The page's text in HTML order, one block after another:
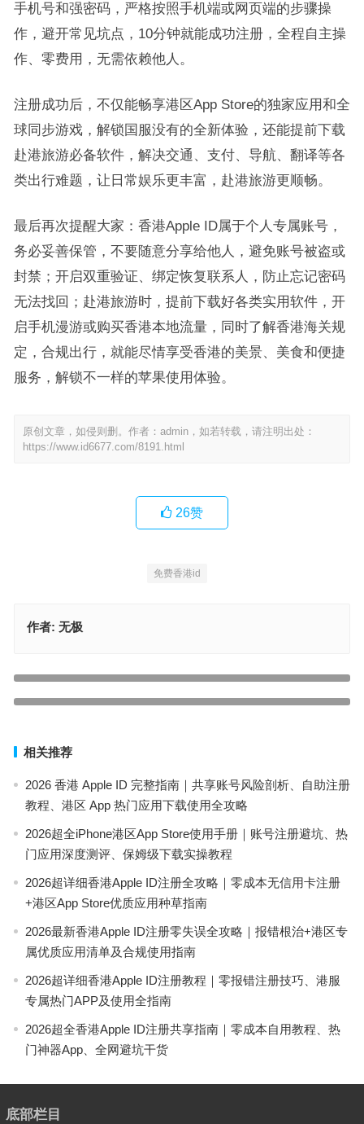
手机号和强密码，严格按照手机端或网页端的步骤操
作，避开常见坑点，10分钟就能成功注册，全程自主操
作、零费用，无需依赖他人。
注册成功后，不仅能畅享港区App Store的独家应用和全
球同步游戏，解锁国服没有的全新体验，还能提前下载
赴港旅游必备软件，解决交通、支付、导航、翻译等各
类出行难题，让日常娱乐更丰富，赴港旅游更顺畅。
最后再次提醒大家：香港Apple ID属于个人专属账号，
务必妥善保管，不要随意分享给他人，避免账号被盗或
封禁；开启双重验证、绑定恢复联系人，防止忘记密码
无法找回；赴港旅游时，提前下载好各类实用软件，开
启手机漫游或购买香港本地流量，同时了解香港海关规
定，合规出行，就能尽情享受香港的美景、美食和便捷
服务，解锁不一样的苹果使用体验。
原创文章，如侵则删。作者：admin，如若转载，请注明出处：
https://www.id6677.com/8191.html
26赞
免费香港id
作者: 无极
保姆级香港苹果ID注册教程｜一次性成功避坑指南+港区AppStore热
相关推荐
2026 香港 Apple ID 完整指南｜共享账号风险剖析、自助注册
教程、港区 App 热门应用下载使用全攻略
2026超全iPhone港区App Store使用手册｜账号注册避坑、热
门应用深度测评、保姆级下载实操教程
2026超详细香港Apple ID注册全攻略｜零成本无信用卡注册
+港区App Store优质应用种草指南
2026最新香港Apple ID注册零失误全攻略｜报错根治+港区专
属优质应用清单及合规使用指南
2026超详细香港Apple ID注册教程｜零报错注册技巧、港服
专属热门APP及使用全指南
2026超全香港Apple ID注册共享指南｜零成本自用教程、热
门神器App、全网避坑干货
底部栏目